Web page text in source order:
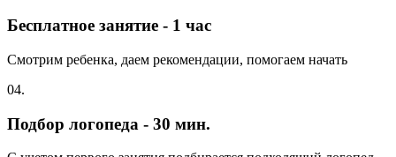
Бесплатное занятие - 1 час
Смотрим ребенка, даем рекомендации, помогаем начать
04.
Подбор логопеда - 30 мин.